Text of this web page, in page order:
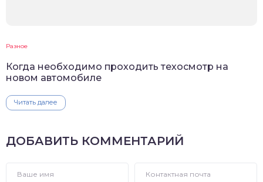
Разное
Когда необходимо проходить техосмотр на
новом автомобиле
Читать далее
ДОБАВИТЬ КОММЕНТАРИЙ